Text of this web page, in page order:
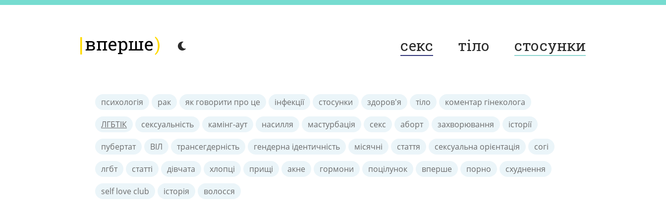
секс тіло стосунки
психологія рак як говорити про це інфекції стосунки здоров'я тіло коментар гінеколога
ЛГБТІК сексуальність камінг-аут насилля мастурбація секс аборт захворювання історії
пубертат ВІЛ трансегдерність гендерна ідентичність місячні стаття сексуальна орієнтація согі
лгбт статті дівчата хлопці прищі акне гормони поцілунок вперше порно схуднення
self love club історія волосся